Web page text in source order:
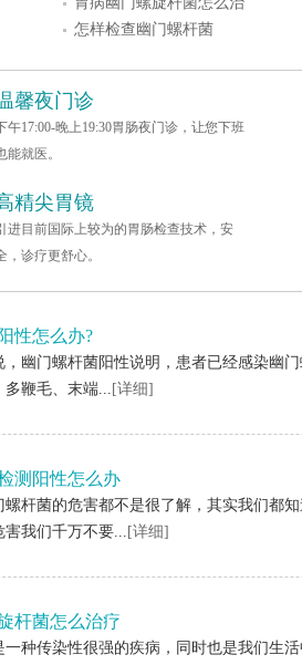
怎样检查幽门螺杆菌
馨夜门诊
午17:00-晚上19:30胃肠夜门诊，让您下班
能就医。
精尖胃镜
进目前国际上较为的胃肠检查技术，安
，诊疗更舒心。
性怎么办?
，幽门螺杆菌阳性说明，患者已经感染幽
多鞭毛、末端... [详细]
测阳性怎么办
螺杆菌的危害都不是很了解，其实我们都
害我们千万不要...[详细]
杆菌怎么治疗
一种传染性很强的疾病，同时也是我们生